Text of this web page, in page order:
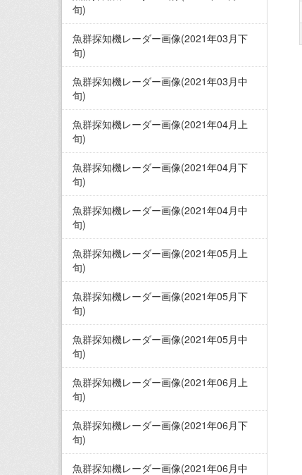
旬)
魚群探知機レーダー画像(2021年03月下
旬)
魚群探知機レーダー画像(2021年03月中
旬)
魚群探知機レーダー画像(2021年04月上
旬)
魚群探知機レーダー画像(2021年04月下
旬)
魚群探知機レーダー画像(2021年04月中
旬)
魚群探知機レーダー画像(2021年05月上
旬)
魚群探知機レーダー画像(2021年05月下
旬)
魚群探知機レーダー画像(2021年05月中
旬)
魚群探知機レーダー画像(2021年06月上
旬)
魚群探知機レーダー画像(2021年06月下
旬)
魚群探知機レーダー画像(2021年06月中